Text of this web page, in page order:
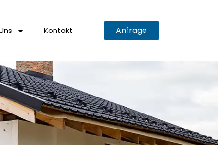
Kontakt Anfrage